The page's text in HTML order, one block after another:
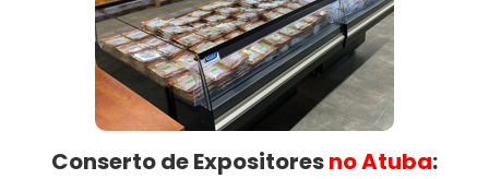
Conserto de Expositoresno Atuba​: